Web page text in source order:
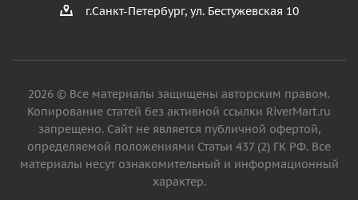
г.Санкт-Петербург, ул. Бестужевская 10
2026 © Все материалы защищены авторским правом.
Копирование статей без активной ссылки RiverMart.ru
запрещено. Сайт не является публичной офертой,
определяемой положениями Статьи 437 (2) ГК РФ. Все
материалы несут ознакомительный и информационный
характер.